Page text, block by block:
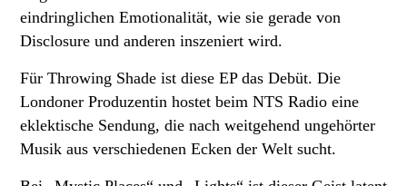
eindringlichen Emotionalität, wie sie gerade von
Disclosure und anderen inszeniert wird.
Für Throwing Shade ist diese EP das Debüt. Die
Londoner Produzentin hostet beim NTS Radio eine
eklektische Sendung, die nach weitgehend ungehörter
Musik aus verschiedenen Ecken der Welt sucht.